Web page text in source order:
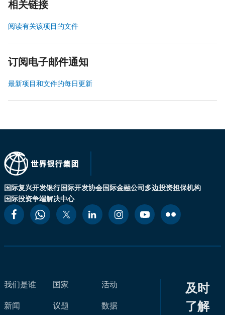
相关链接
阅读有关该项目的文件
订阅电子邮件通知
最新项目和文件的每日更新
国际复兴开发银行国际开发协会国际金融公司多边投资担保机构
国际投资争端解决中心
我们是谁
新闻
国家
议题
活动
数据
及时
了解